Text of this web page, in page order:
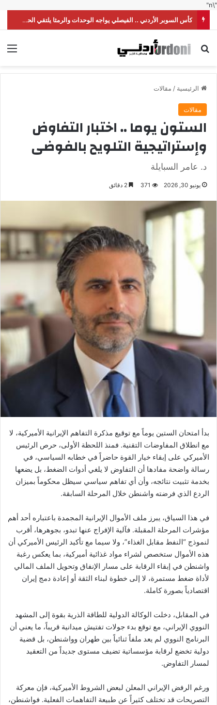
"\n"
كأس السوبر الأردني .. الفيصلي يواجه الوحدات والرمثا يلتقي الحسين
بحث عن
الرئيسية / مقالات
مقالات
الستون يوما .. اختبار التفاوض
وإستراتيجية التلويح بالفوضى
د. عامر السبايلة
يونيو 30, 2026 371
بدأ امتحان الستين يوماً مع توقيع مذكرة التفاهم الإيرانية الأميركية، لا
مع انطلاق المفاوضات التقنية. فمنذ اللحظة الأولى، حرص الرئيس
الأميركي على إبقاء خيار القوة حاضراً في خطابه السياسي، في
رسالة واضحة مفادها أن التفاوض لا يلغي أدوات الضغط، بل يضعها
بخدمة تثبيت نتائجه، وأن أي تفاهم سياسي سيظل محكوماً بميزان
الردع الذي فرضته واشنطن خلال المرحلة السابقة.
في هذا السياق، يبرز ملف الأموال الإيرانية المجمدة باعتباره أحد أهم
مؤشرات المرحلة المقبلة. فآلية الإفراج عنها تبدو، بجوهرها، أقرب
لنموذج “النفط مقابل الغذاء”، ولا سيما مع تأكيد الرئيس الأميركي أن
هذه الأموال ستخصص لشراء مواد غذائية أميركية، بما يعكس رغبة
واشنطن في إبقاء الرقابة على مسار الإنفاق وتحويل الملف المالي
لأداة ضغط مستمرة، لا إلى خطوة لبناء الثقة أو إعادة دمج إيران
اقتصادياً بصورة كاملة.
في المقابل، دخلت الوكالة الدولية للطاقة الذرية بقوة إلى المشهد
النووي الإيراني، مع توقع بدء جولات تفتيش ميدانية قريباً، ما يعني أن
البرنامج النووي لم يعد ملفاً ثنائياً بين طهران وواشنطن، بل قضية
دولية تخضع لرقابة مؤسساتية تضيف مستوى جديداً من التعقيد
لمسار التفاوض.
ورغم الرفض الإيراني المعلن لبعض الشروط الأميركية، فإن معركة
التصريحات قد تختلف كثيراً عن طبيعة التفاهمات الفعلية. فواشنطن،